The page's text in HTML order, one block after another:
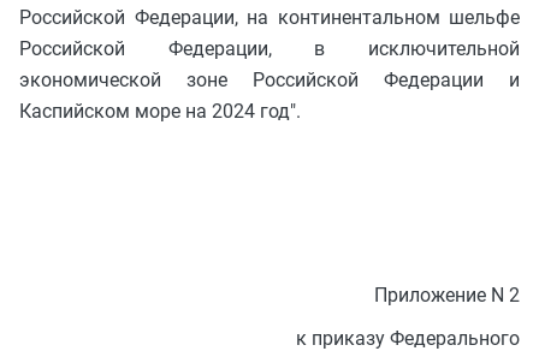
Российской Федерации, на континентальном шельфе
Российской Федерации, в исключительной
экономической зоне Российской Федерации и
Каспийском море на 2024 год".
Приложение N 2
к приказу Федерального